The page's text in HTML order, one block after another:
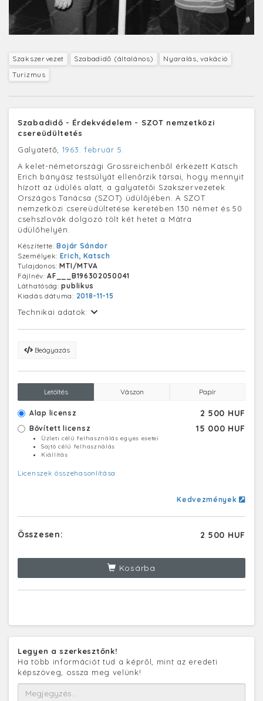
Szakszervezet Szabadidő (általános)
Nyaralás, vakáció
Turizmus
Szabadidő - Érdekvédelem - SZOT nemzetközi
csereüdültetés
Galyatető, 1963. február 5.
A kelet-németországi Grossreichenből érkezett Katsch
Erich bányász testsúlyát ellenőrzik társai, hogy mennyit
hízott az üdülés alatt, a galyatetői Szakszervezetek
Országos Tanácsa (SZOT) üdülőjében. A SZOT
nemzetközi csereüdültetése keretében 130 német és 50
csehszlovák dolgozó tölt két hetet a Mátra
üdülőhelyén.
Készítette:Bojár Sándor
Személyek: Erich, Katsch
Tulajdonos:MTI/MTVA
Fájlnév:AF___B196302050041
Láthatóság:publikus
Kiadás dátuma: 2018-11-15
Technikai adatok:
Beágyazás
Letöltés Vászon Papír
Alap licensz 2 500 HUF
Bővített licensz 15 000 HUF
Üzleti célú felhasználás egyes esetei
Sajtó célú felhasználás
Kiállítás
Licenszek összehasonlítása
Kedvezmények
Összesen: 2 500 HUF
Kosárba
Legyen a szerkesztőnk!
Ha több információt tud a képről, mint az eredeti
képszöveg, ossza meg velünk!